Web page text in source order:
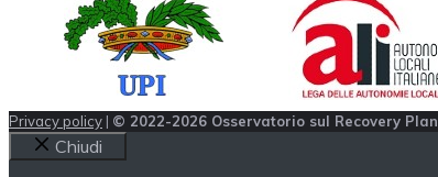
Privacy policy | © 2022-2026 Osservatorio sul Recovery Plan
Chiudi